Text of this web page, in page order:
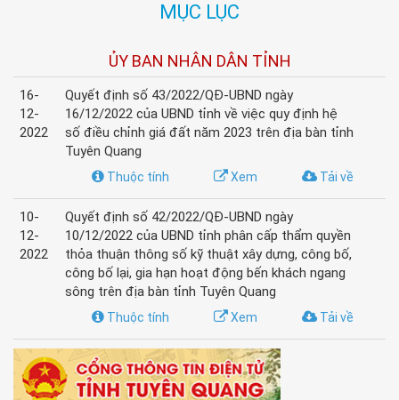
MỤC LỤC
ỦY BAN NHÂN DÂN TỈNH
16-
12-
2022
Quyết định số 43/2022/QĐ-UBND ngày
16/12/2022 của UBND tỉnh về việc quy định hệ
số điều chỉnh giá đất năm 2023 trên địa bàn tỉnh
Tuyên Quang
Tải về
Xem
Thuộc tính
10-
12-
2022
Quyết định số 42/2022/QĐ-UBND ngày
10/12/2022 của UBND tỉnh phân cấp thẩm quyền
thỏa thuận thông số kỹ thuật xây dựng, công bố,
công bố lại, gia hạn hoạt động bến khách ngang
sông trên địa bàn tỉnh Tuyên Quang
Tải về
Xem
Thuộc tính